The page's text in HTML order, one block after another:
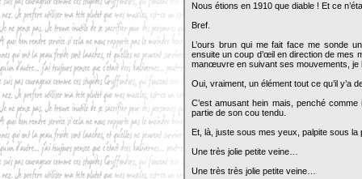
Nous étions en 1910 que diable ! Et ce
Bref.
L’ours brun qui me fait face me sonde
ensuite un coup d’œil en direction de mes
manœuvre en suivant ses mouvements, je
Oui, vraiment, un élément tout ce qu’il
C’est amusant hein mais, penché
partie de son cou tendu.
Et, là, juste sous mes yeux, palpite sous
Une très jolie petite veine…
Une très très jolie petite veine…